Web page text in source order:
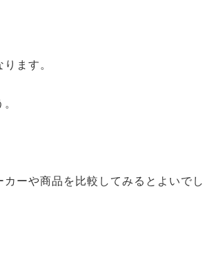
ます。
ーや商品を比較してみるとよいでし